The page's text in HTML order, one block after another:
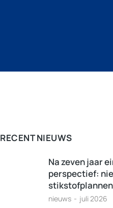
RECENT NIEUWS
Na zeven jaar
perspectief:
nieuws juli 2026